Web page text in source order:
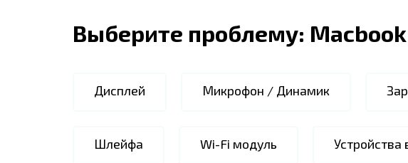
Выберите проблему:
Дисплей Микрофон / Динамик
Шлейфа Wi-Fi модуль Устройства